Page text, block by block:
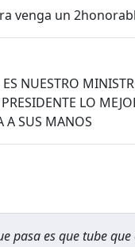
venga un
NUESTRO
LO
A SUS MANOS
pasa es que tube